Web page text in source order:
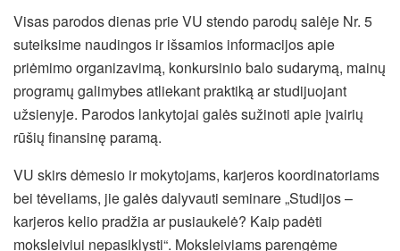
Visas parodos dienas prie VU stendo parodų salėje Nr. 5
suteiksime naudingos ir išsamios informacijos apie
priėmimo organizavimą, konkursinio balo sudarymą, mainų
programų galimybes atliekant praktiką ar studijuojant
užsienyje. Parodos lankytojai galės sužinoti apie įvairių
rūšių finansinę paramą.
VU skirs dėmesio ir mokytojams, karjeros koordinatoriams
bei tėveliams, jie galės dalyvauti seminare „Studijos –
karjeros kelio pradžia ar pusiaukelė? Kaip padėti
moksleiviui nepasiklysti“. Moksleiviams parengėme